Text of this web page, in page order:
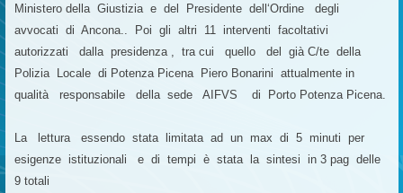
Ministero della Giustizia e del Presidente dell‘Ordine degli
avvocati di Ancona.. Poi gli altri 11 interventi facoltativi
autorizzati dalla presidenza , tra cui quello del già C/te della
Polizia Locale di Potenza Picena Piero Bonarini attualmente in
qualità responsabile della sede AIFVS di Porto Potenza Picena.
La lettura essendo stata limitata ad un max di 5 minuti per
esigenze istituzionali e di tempi è stata la sintesi in 3 pag delle
9 totali